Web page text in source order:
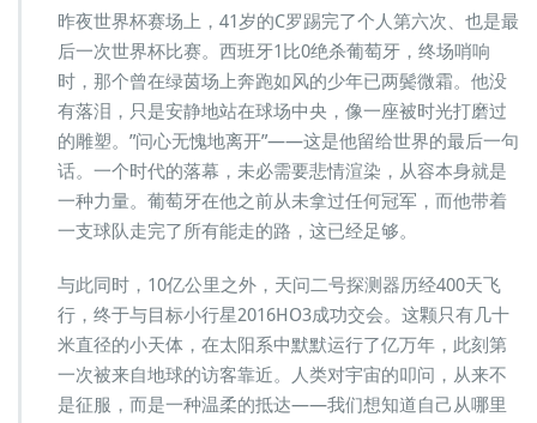
昨夜世界杯赛场上，41岁的C罗踢完了个人第六次、也是最
后一次世界杯比赛。西班牙1比0绝杀葡萄牙，终场哨响
时，那个曾在绿茵场上奔跑如风的少年已两鬓微霜。他没
有落泪，只是安静地站在球场中央，像一座被时光打磨过
的雕塑。”问心无愧地离开”——这是他留给世界的最后一句
话。一个时代的落幕，未必需要悲情渲染，从容本身就是
一种力量。葡萄牙在他之前从未拿过任何冠军，而他带着
一支球队走完了所有能走的路，这已经足够。
与此同时，10亿公里之外，天问二号探测器历经400天飞
行，终于与目标小行星2016HO3成功交会。这颗只有几十
米直径的小天体，在太阳系中默默运行了亿万年，此刻第
一次被来自地球的访客靠近。人类对宇宙的叩问，从来不
是征服，而是一种温柔的抵达——我们想知道自己从哪里